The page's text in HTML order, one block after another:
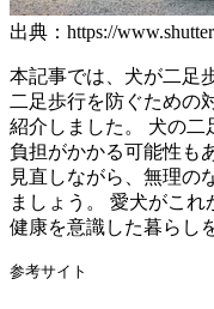
出典：https://
本記事では、犬が二足
二足歩行を防ぐための
紹介しました。 犬の二
負担がかかる可能性も
見直しながら、無理の
ましょう。 愛犬がこ
健康を意識した暮らし
参考サイト